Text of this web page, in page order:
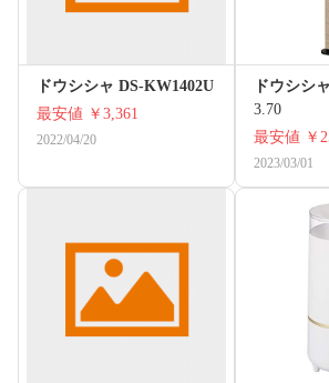
ドウシシャ DS-KW1402U
最安値 ￥3,361
2022/04/20
ドウシシ
3.70
最安値 ￥
2023/03/01